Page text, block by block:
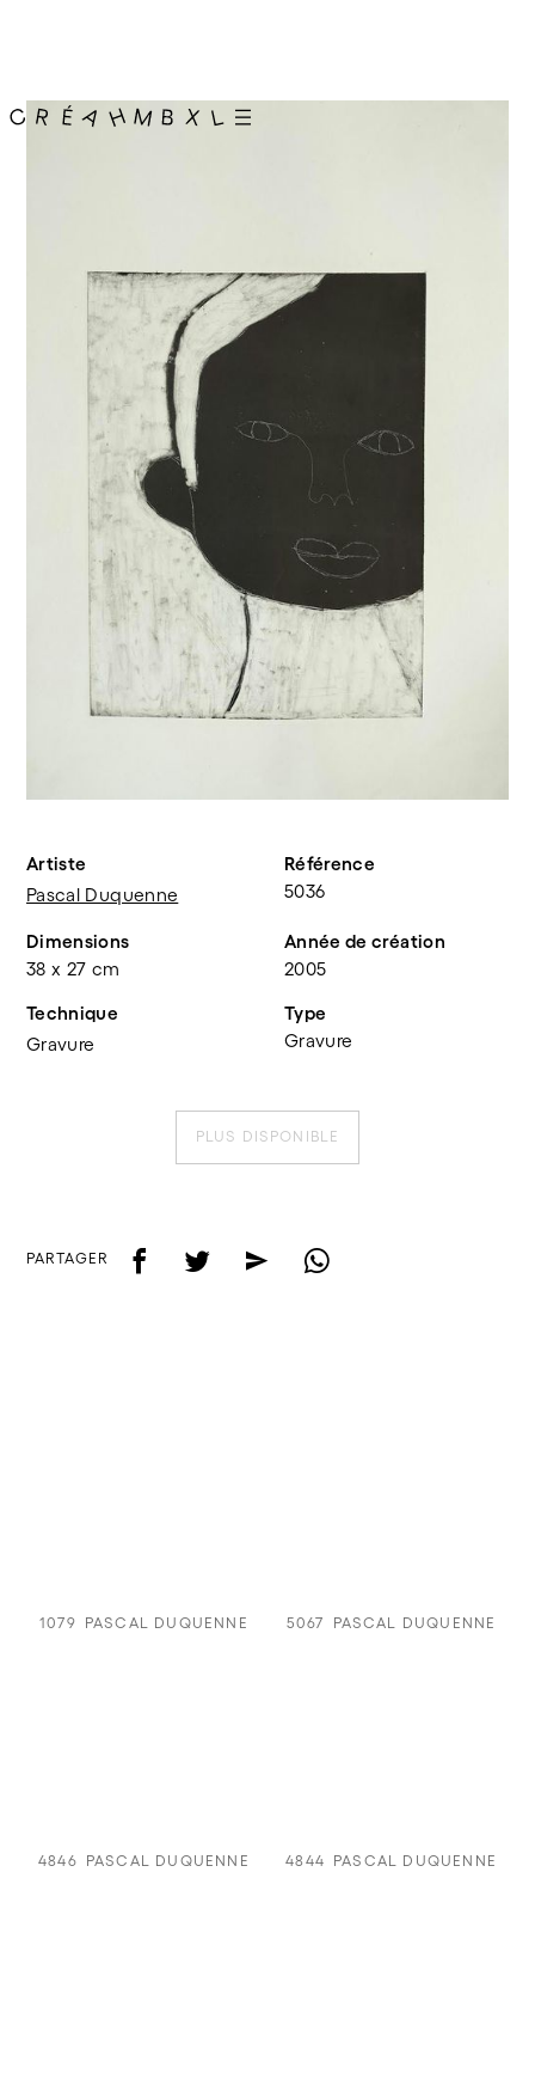
Artiste
Pascal Duquenne
Référence
5036
Dimensions
38 x 27 cm
Année de création
2005
Technique
Gravure
Type
Gravure
PLUS DISPONIBLE
PARTAGER f t e w
1079 PASCAL DUQUENNE 5067 PASCAL DUQUENNE
4846 PASCAL DUQUENNE 4844 PASCAL DUQUENNE